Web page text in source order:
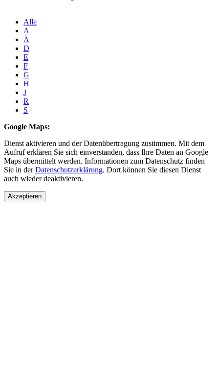
Alle
A
Ä
D
E
F
G
H
J
R
S
Google Maps:
Dienst aktivieren und der Datenübertragung zustimmen. Mit dem
Aufruf erklären Sie sich einverstanden, dass Ihre Daten an Google
Maps übermittelt werden. Informationen zum Datenschutz finden
Sie in derDatenschutzerklärung. Dort können Sie diesen Dienst
auch wieder deaktivieren.
Akzeptieren